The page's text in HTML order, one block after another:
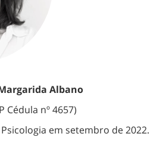
Albano
Cédula nº 4657)
em setembro de 2022.